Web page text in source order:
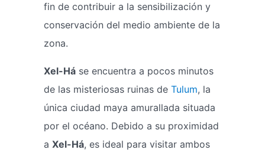
fin de contribuir a la sensibilización y
conservación del medio ambiente de la
zona.
Xel-Há se encuentra a pocos minutos
de las misteriosas ruinas de Tulum, la
única ciudad maya amurallada situada
por el océano. Debido a su proximidad
a Xel-Há, es ideal para visitar ambos